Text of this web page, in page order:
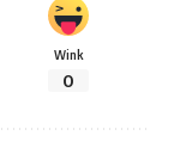
Wink
0